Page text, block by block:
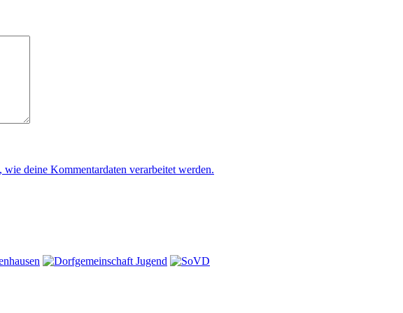
wie deine Kommentardaten verarbeitet werden.